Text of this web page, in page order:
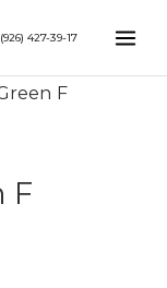
427-39-17
F
F